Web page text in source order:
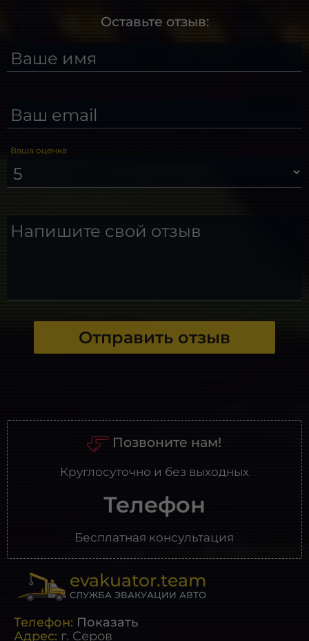
Оставьте отзыв:
Ваше имя
Ваш email
Ваша оценка
Напишите свой отзыв
Отправить отзыв
Позвоните нам!
Круглосуточно и без выходных
Телефон
Бесплатная консультация
evakuator.team
СЛУЖБА ЭВАКУАЦИИ АВТО
Телефон: Показать
Адрес: г. Серов